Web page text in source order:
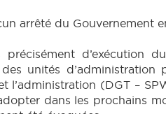
arrêté du Gouvernement
d’exécution
unités
l’administration (DGT –
dans les prochains